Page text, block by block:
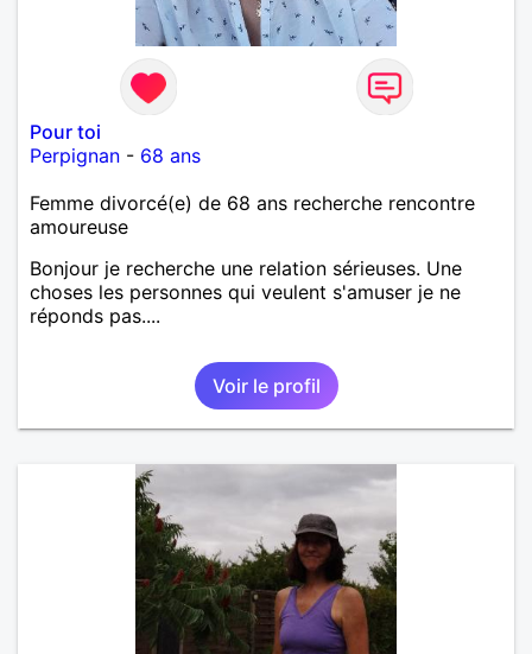
Pour toi
Perpignan - 68 ans
Femme divorcé(e) de 68 ans recherche rencontre
amoureuse
Bonjour je recherche une relation sérieuses. Une
choses les personnes qui veulent s'amuser je ne
réponds pas....
Voir le profil